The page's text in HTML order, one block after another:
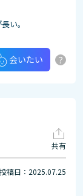
い。
会いたい ?
共有
稿日：2025.07.25